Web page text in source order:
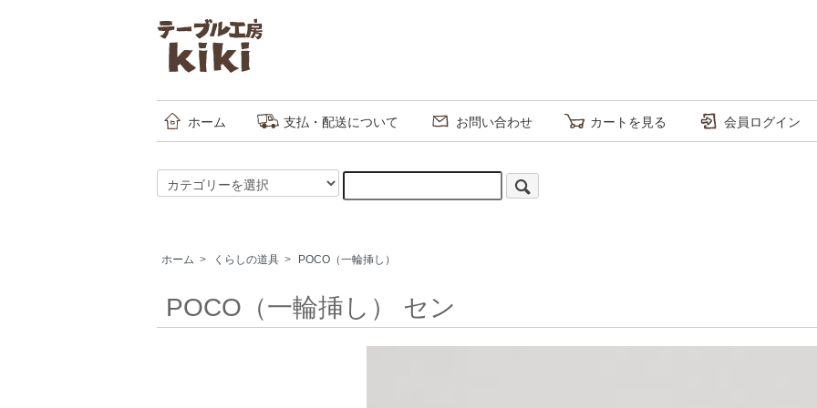
ホーム 支払・配送について お問い合わせ カートを見る 会員ログイン
ホーム > くらしの道具 > POCO（一輪挿し）
POCO（一輪挿し） セン